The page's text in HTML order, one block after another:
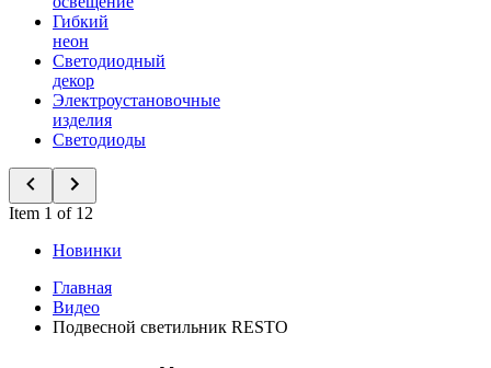
Гибкий
неон
Светодиодный
декор
Электроустановочные
изделия
Светодиоды
Item 1 of 12
Новинки
Главная
Видео
Подвесной светильник RESTO